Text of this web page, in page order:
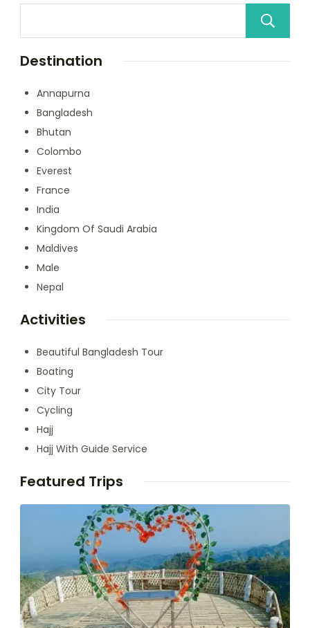
Destination
Annapurna
Bangladesh
Bhutan
Colombo
Everest
France
India
Kingdom Of Saudi Arabia
Maldives
Male
Nepal
Activities
Beautiful Bangladesh Tour
Boating
City Tour
Cycling
Hajj
Hajj With Guide Service
Featured Trips